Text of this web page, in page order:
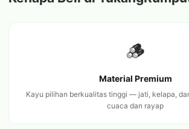
🪵
Material Premium
Kayu pilihan berkualitas tinggi — jati, kelapa,
cuaca dan rayap